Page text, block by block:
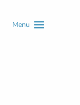
Menu